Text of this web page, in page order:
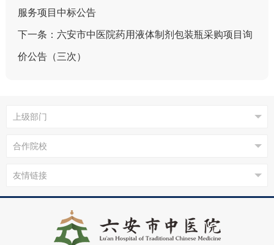
服务项目中标公告
下一条： 六安市中医院药用液体制剂包装瓶采购项目询
价公告（三次）